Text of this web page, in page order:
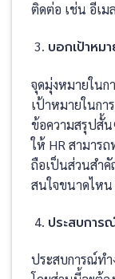
ติดต่อ เช่น อีเ
บอกเป้าหม
จุดมุ่งหมายในก
เป้าหมายในกา
ข้อความสรุปสั้
ให้ HR สามาร
ถือเป็นส่วนสำ
สนใจขนาดไหน
ประสบการ
ประสบการณ์ทำ